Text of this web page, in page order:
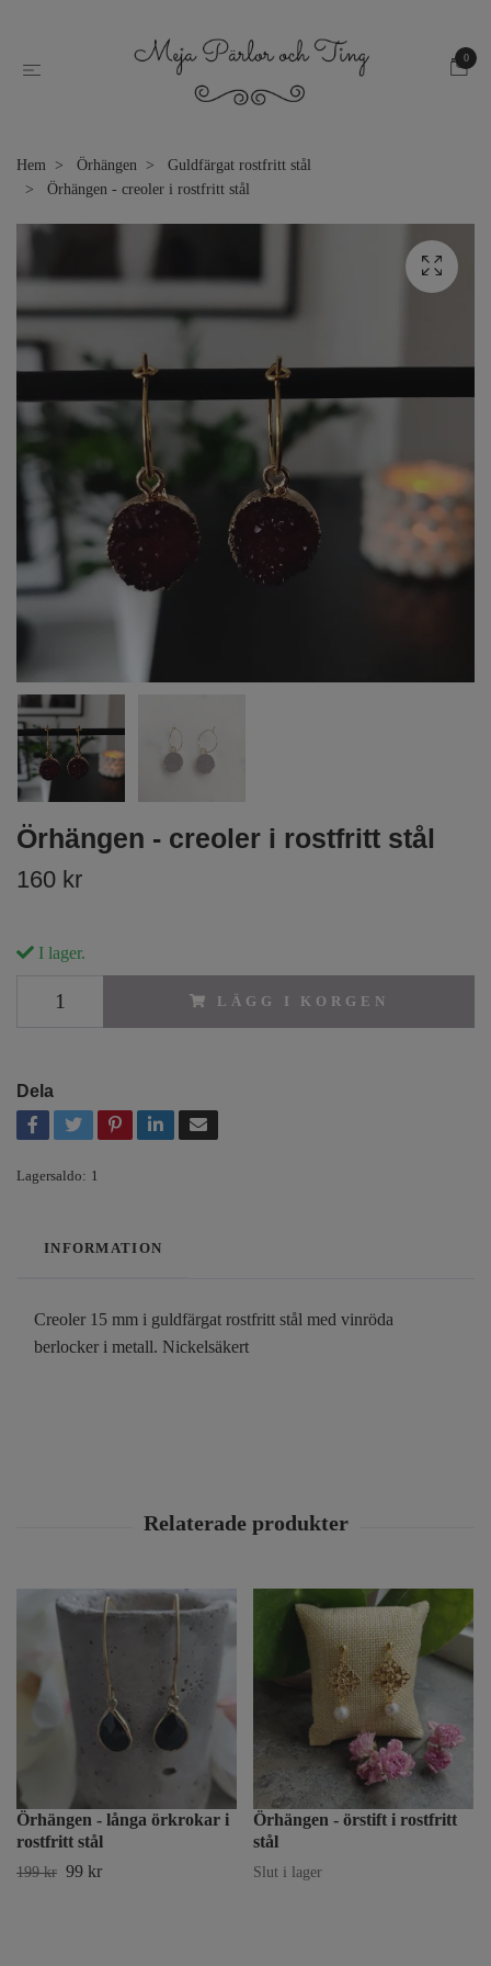
0
Hem Örhängen
Guldfärgat rostfritt stål
Örhängen - creoler i rostfritt stål
Örhängen - creoler i rostfritt stål
160 kr
I lager.
LÄGG I KORGEN
Dela
Lagersaldo: 1
INFORMATION
Creoler 15 mm i guldfärgat rostfritt stål med vinröda
berlocker i metall. Nickelsäkert
Örhängen - långa örkrokar i
rostfritt stål
199 kr 99 kr
Örhängen - örstift i rostfritt
stål
Slut i lager